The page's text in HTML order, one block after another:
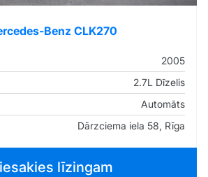
Benz CLK270
2005
2.7L Dīzelis
Automāts
Dārzciema iela 58, Rīga
līzingam